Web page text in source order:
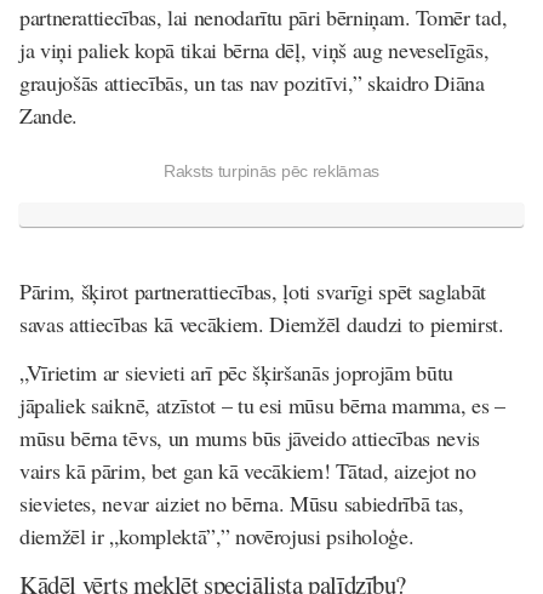
partnerattiecības, lai nenodarītu pāri bērniņam. Tomēr tad,
ja viņi paliek kopā tikai bērna dēļ, viņš aug neveselīgās,
graujošās attiecībās, un tas nav pozitīvi,” skaidro Diāna
Zande.
Raksts turpinās pēc reklāmas
Pārim, šķirot partnerattiecības, ļoti svarīgi spēt saglabāt
savas attiecības kā vecākiem. Diemžēl daudzi to piemirst.
„Vīrietim ar sievieti arī pēc šķiršanās joprojām būtu
jāpaliek saiknē, atzīstot – tu esi mūsu bērna mamma, es –
mūsu bērna tēvs, un mums būs jāveido attiecības nevis
vairs kā pārim, bet gan kā vecākiem! Tātad, aizejot no
sievietes, nevar aiziet no bērna. Mūsu sabiedrībā tas,
diemžēl ir „komplektā”,” novērojusi psiholoģe.
Kādēļ vērts meklēt speciālista palīdzību?